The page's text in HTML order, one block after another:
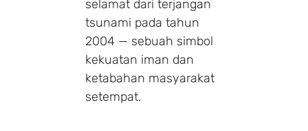
selamat dari terjangan
tsunami pada tahun
2004 — sebuah simbol
kekuatan iman dan
ketabahan masyarakat
setempat.